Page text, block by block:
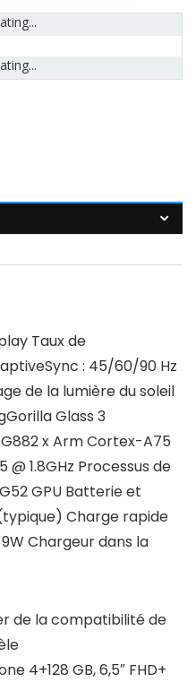
Taux de
: 45/60/90 Hz
de la lumière du soleil
Glass 3
x Arm Cortex-A75
1.8GHz Processus de
GPU Batterie et
Charge rapide
Chargeur dans la
de la compatibilité de
4+128 GB, 6,5″ FHD+